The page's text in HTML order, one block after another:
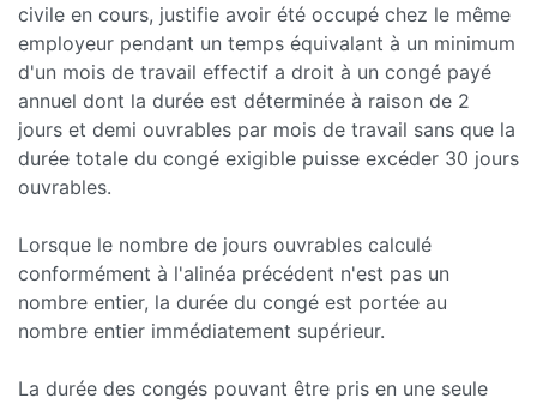
civile en cours, justifie avoir été occupé chez le même
employeur pendant un temps équivalant à un minimum
d'un mois de travail effectif a droit à un congé payé
annuel dont la durée est déterminée à raison de 2
jours et demi ouvrables par mois de travail sans que la
durée totale du congé exigible puisse excéder 30 jours
ouvrables.
Lorsque le nombre de jours ouvrables calculé
conformément à l'alinéa précédent n'est pas un
nombre entier, la durée du congé est portée au
nombre entier immédiatement supérieur.
La durée des congés pouvant être pris en une seule